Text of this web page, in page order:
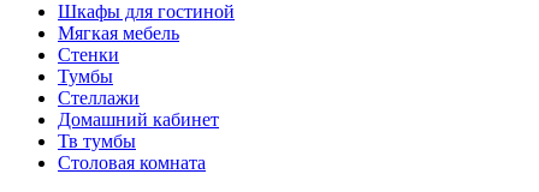
Шкафы для гостиной
Мягкая мебель
Стенки
Тумбы
Стеллажи
Домашний кабинет
Тв тумбы
Столовая комната